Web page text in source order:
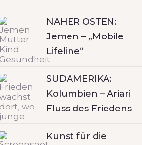
NAHER OSTEN:
Jemen – „Mobile
Lifeline“
SÜDAMERIKA:
Kolumbien – Ariari
Fluss des Friedens
Kunst für die